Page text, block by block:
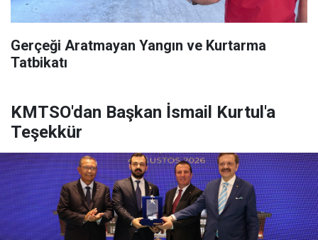
Gerçeği Aratmayan Yangın ve Kurtarma
Tatbikatı
KMTSO'dan Başkan İsmail Kurtul'a
Teşekkür